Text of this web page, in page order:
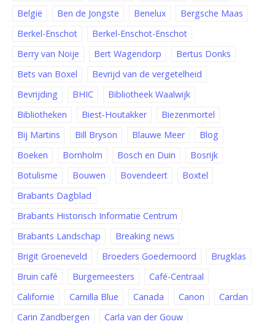
België
Ben de Jongste Benelux
Bergsche Maas
Berkel-Enschot
Berkel-Enschot-Enschot
Berry van Noije
Bert Wagendorp
Bertus Donks
Bets van Boxel
Bevrijd van de vergetelheid
Bevrijding
BHIC
Bibliotheek Waalwijk
Bibliotheken
Biest-Houtakker
Biezenmortel
Bij Martins
Bill Bryson Blauwe Meer
Blog
Boeken
Bornholm Bosch en Duin
Bosrijk
Botulisme
Bouwen Bovendeert
Boxtel
Brabants Dagblad
Brabants Historisch Informatie Centrum
Brabants Landschap
Breaking news
Brigit Groeneveld
Broeders Goedemoord
Brugklas
Bruin café
Burgemeesters
Café-Centraal
Californië
Camilla Blue Canada Canon
Cardan
Carin Zandbergen
Carla van der Gouw